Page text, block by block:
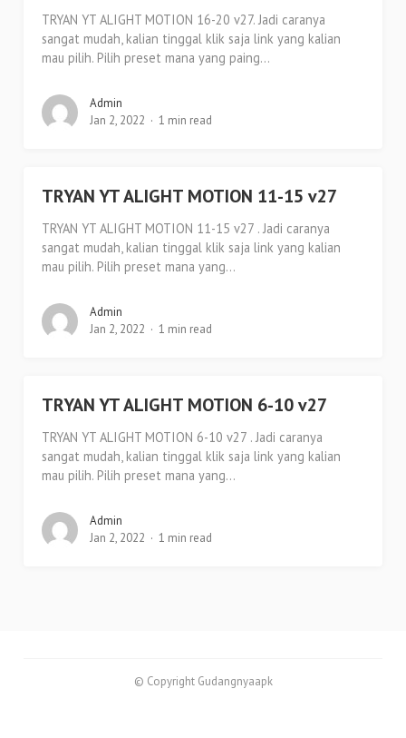
TRYAN YT ALIGHT MOTION 16-20 v27. Jadi caranya
sangat mudah, kalian tinggal klik saja link yang kalian
mau pilih. Pilih preset mana yang paing...
Admin
Jan 2, 2022
1 min read
TRYAN YT ALIGHT MOTION 11-15 v27
TRYAN YT ALIGHT MOTION 11-15 v27 . Jadi caranya
sangat mudah, kalian tinggal klik saja link yang kalian
mau pilih. Pilih preset mana yang...
Admin
Jan 2, 2022
1 min read
TRYAN YT ALIGHT MOTION 6-10 v27
TRYAN YT ALIGHT MOTION 6-10 v27 . Jadi caranya
sangat mudah, kalian tinggal klik saja link yang kalian
mau pilih. Pilih preset mana yang...
Admin
Jan 2, 2022
1 min read
© Copyright Gudangnyaapk